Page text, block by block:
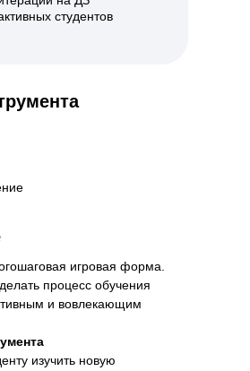
студентов
игровая форма.
процесс обучения
и вовлекающим
изучить новую